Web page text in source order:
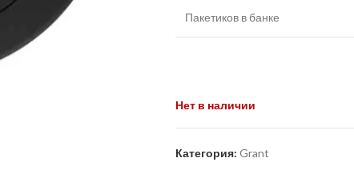
Пакетиков в банке
Нет в наличии
Категория: Grant